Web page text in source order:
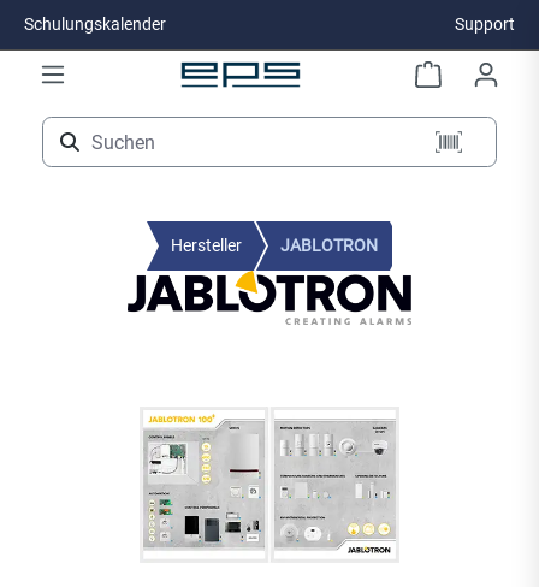
Zum Hauptinhalt springen
Schulungskalender Support
Hersteller JABLOTRON